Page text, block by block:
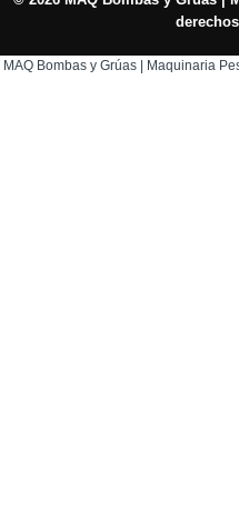
MAQ Bombas y Grúas | Maquinaria